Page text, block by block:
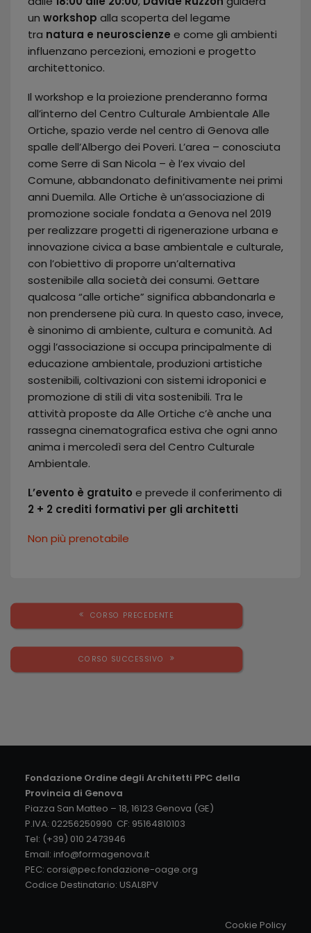
un workshop alla scoperta del legame
tra natura e neuroscienze e come gli ambienti
influenzano percezioni, emozioni e progetto
architettonico.
Il workshop e la proiezione prenderanno forma
all’interno del Centro Culturale Ambientale Alle
Ortiche, spazio verde nel centro di Genova alle
spalle dell’Albergo dei Poveri. L’area – conosciuta
come Serre di San Nicola – è l’ex vivaio del
Comune, abbandonato definitivamente nei primi
anni Duemila. Alle Ortiche è un’associazione di
promozione sociale fondata a Genova nel 2019
per realizzare progetti di rigenerazione urbana e
innovazione civica a base ambientale e culturale,
con l’obiettivo di proporre un’alternativa
sostenibile alla società dei consumi. Gettare
qualcosa “alle ortiche” significa abbandonarla e
non prendersene più cura. In questo caso, invece,
è sinonimo di ambiente, cultura e comunità. Ad
oggi l’associazione si occupa principalmente di
educazione ambientale, produzioni artistiche
sostenibili, coltivazioni con sistemi idroponici e
promozione di stili di vita sostenibili. Tra le
attività proposte da Alle Ortiche c’è anche una
rassegna cinematografica estiva che ogni anno
anima i mercoledì sera del Centro Culturale
Ambientale.
L’evento è gratuito e prevede il conferimento di
2 + 2 crediti formativi per gli architetti
Non più prenotabile
CORSO PRECEDENTE
CORSO SUCCESSIVO
Fondazione Ordine degli Architetti PPC della
Provincia di Genova
Piazza San Matteo – 18, 16123 Genova (GE)
P.IVA: 02256250990 CF: 95164810103
Tel: (+39) 010 2473946
Email: info@formagenova.it
PEC: corsi@pec.fondazione-oage.org
Codice Destinatario: USAL8PV
Cookie Policy